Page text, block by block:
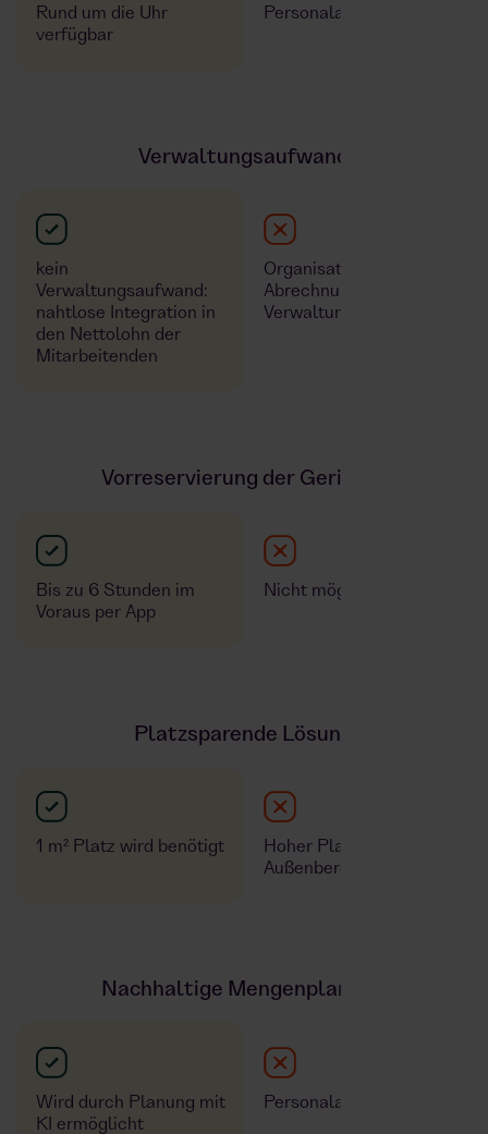
Rund um die Uhr
verfügbar
Personalabhängig
Verwaltungsaufwand
kein
Verwaltungsaufwand:
nahtlose Integration in
den Nettolohn der
Mitarbeitenden
Organisation &
Abrechnung als
Verwaltungsaufwand
Vorreservierung der Gerichte
Bis zu 6 Stunden im
Voraus per App
Nicht möglich
Platzsparende Lösung
1 m² Platz wird benötigt
Hoher Platzbedarf im
Außenbereich
Nachhaltige Mengenplanung
Wird durch Planung mit
KI ermöglicht
Personalaufwand